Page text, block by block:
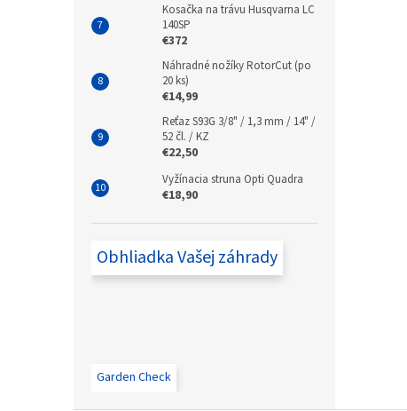
Kosačka na trávu Husqvarna LC
140SP
€372
Náhradné nožíky RotorCut (po
20 ks)
€14,99
Reťaz S93G 3/8" / 1,3 mm / 14" /
52 čl. / KZ
€22,50
Vyžínacia struna Opti Quadra
€18,90
Obhliadka Vašej záhrady
Garden Check